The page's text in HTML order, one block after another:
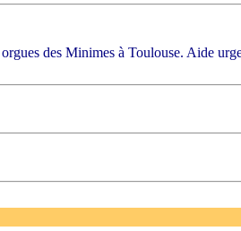
des Minimes à Toulouse. Aide